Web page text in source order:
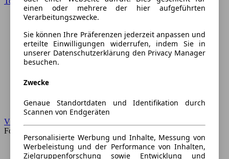
VW
Forum
einen oder mehrere der hier aufgeführten
Verarbeitungszwecke.
Sie können Ihre Präferenzen jederzeit anpassen und
erteilte Einwilligungen widerrufen, indem Sie in
unserer Datenschutzerklärung den Privacy Manager
besuchen.
Zwecke
Genaue Standortdaten und Identifikation durch
Scannen von Endgeräten
Personalisierte Werbung und Inhalte, Messung von
Werbeleistung und der Performance von Inhalten,
Zielgruppenforschung sowie Entwicklung und